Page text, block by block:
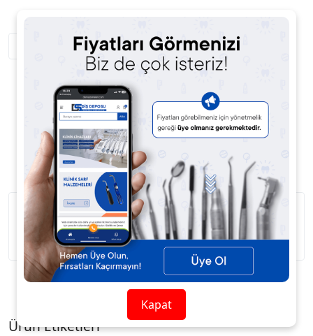
Satıcıya Soru Sor
Ürün Açıklaması Ürün Yorumları
W&H WE-56 Anguldurva Kapak
Ürün Etiketleri
Kapat